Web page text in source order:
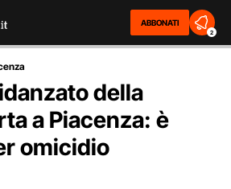
ABBONATI
2
della
a Piacenza: è
omicidio